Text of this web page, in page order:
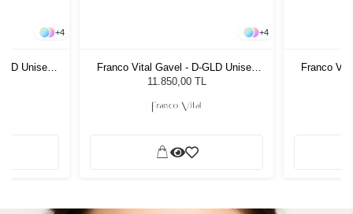
+4
Unisex
+4
Franco Vital Gavel - D-GLD Unisex
Güneş Gözlüğü
11.850,00 TL
Franco